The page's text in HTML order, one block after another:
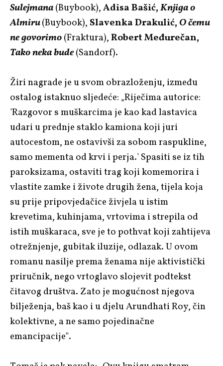
Sulejmana(Buybook),Adisa Bašić,Knjiga o
Almiru(Buybook),Slavenka Drakulić, O čemu
ne govorimo(Fraktura),Robert Međurečan,
Tako neka bude(Sandorf).
Žiri nagrade je u svom obrazloženju, između
ostalog istaknuo sljedeće: „Riječima autorice:
'Razgovor s muškarcima je kao kad lastavica
udari u prednje staklo kamiona koji juri
autocestom, ne ostavivši za sobom raspukline,
samo mementa od krvi i perja.' Spasiti se iz tih
paroksizama, ostaviti trag koji komemorira i
vlastite zamke i živote drugih žena, tijela koja
su prije pripovjedačice živjela u istim
krevetima, kuhinjama, vrtovima i strepila od
istih muškaraca, sve je to pothvat koji zahtijeva
otrežnjenje, gubitak iluzije, odlazak. U ovom
romanu nasilje prema ženama nije aktivistički
priručnik, nego vrtoglavo slojevit podtekst
čitavog društva. Zato je mogućnost njegova
bilježenja, baš kao i u djelu Arundhati Roy, čin
kolektivne, a ne samo pojedinačne
emancipacije".